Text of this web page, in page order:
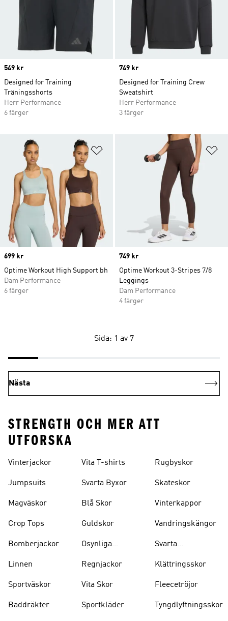
Price
549 kr
Designed for Training
Träningsshorts
Herr Performance
6 färger
Price
749 kr
Designed for Training Crew
Sweatshirt
Herr Performance
3 färger
Lägg till på önskelistan
Price
699 kr
Optime Workout High Support bh
Dam Performance
6 färger
Price
749 kr
Optime Workout 3-Stripes 7/8
Leggings
Dam Performance
4 färger
Sida: 1 av 7
Nästa
STRENGTH OCH MER ATT
UTFORSKA
Vinterjackor
Jumpsuits
Magväskor
Crop Tops
Bomberjackor
Linnen
Sportväskor
Baddräkter
Vita T-shirts
Svarta Byxor
Blå Skor
Guldskor
Osynliga
Regnjackor
Vita Skor
Sportkläder
Rugbyskor
Skateskor
Vinterkappor
Vandringskängor
Svarta
Klättringsskor
Fleecetröjor
Tyngdlyftningsskor